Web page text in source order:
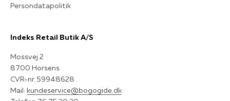
Persondatapolitik
Indeks Retail Butik A/S
Mossvej 2
8700 Horsens
CVR-nr. 59948628
Mail: kundeservice@bogogide.dk